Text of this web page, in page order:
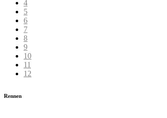
4
5
6
7
8
9
10
11
12
Rennen